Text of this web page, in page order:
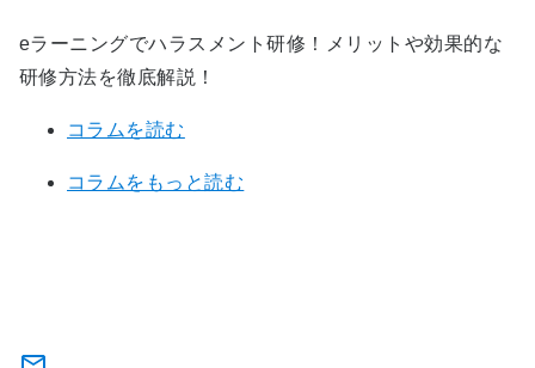
eラーニングでハラスメント研修！メリットや効果的な
研修方法を徹底解説！
コラムを読む
コラムをもっと読む